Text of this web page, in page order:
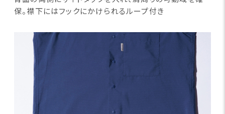
保。襟下にはフックにかけられるループ付き